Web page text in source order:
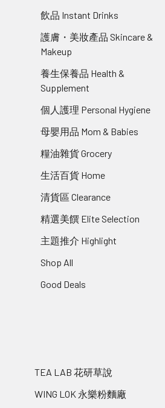
飲品 Instant Drinks
護膚・美妝產品 Skincare &
Makeup
養生保養品 Health &
Supplement
個人護理 Personal Hygiene
母嬰用品 Mom & Babies
糧油雜貨 Grocery
生活百貨 Home
清貨區 Clearance
精選美饌 Elite Selection
主題推介 Highlight
Shop All
Good Deals
TEA LAB 花研草說
WING LOK 永樂粉麵廠